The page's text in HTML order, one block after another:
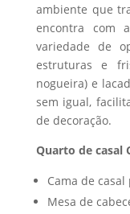
ambiente que
encontra com
variedade de
estruturas e
nogueira) e
sem igual,
de decoração.
Quarto de casal
Cama de
Mesa de